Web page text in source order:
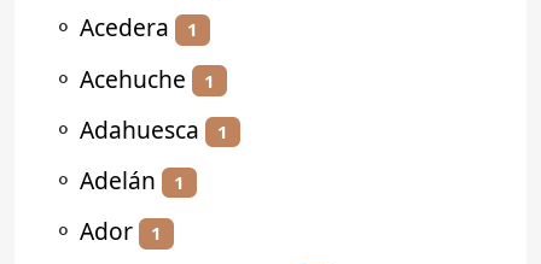
⚬ Acedera 1
⚬ Acehuche 1
⚬ Adahuesca 1
⚬ Adelán 1
⚬ Ador 1